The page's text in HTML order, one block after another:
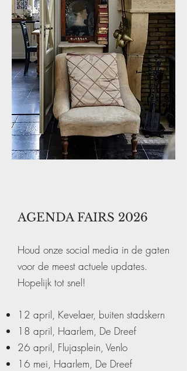
AGENDA FAIRS 2026
Houd onze social media in de gaten
voor de meest actuele updates.
Hopelijk tot snel!
12 april, Kevelaer, buiten stadskern
18 april, Haarlem, De Dreef
26 april, Flujasplein, Venlo
16 mei, Haarlem, De Dreef